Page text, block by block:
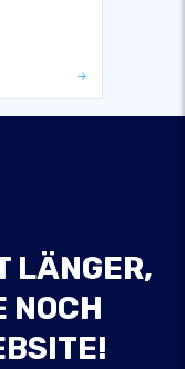
LÄNGER,
NOCH